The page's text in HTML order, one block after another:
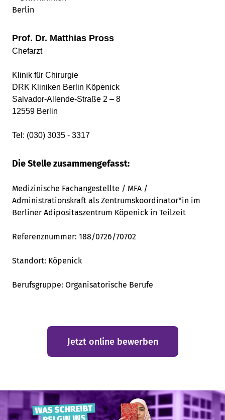
Prof. Dr. Matthias Pross
Chefarzt
Klinik für Chirurgie
DRK Kliniken Berlin Köpenick
Salvador-Allende-Straße 2 – 8
12559 Berlin
Tel: (030) 3035 - 3317
Die Stelle zusammengefasst:
Medizinische Fachangestellte / MFA /
Administrationskraft als Zentrumskoordinator*in im
Berliner Adipositaszentrum Köpenick in Teilzeit
Referenznummer: 188/0726/70702
Standort: Köpenick
Berufsgruppe: Organisatorische Berufe
Jetzt online bewerben